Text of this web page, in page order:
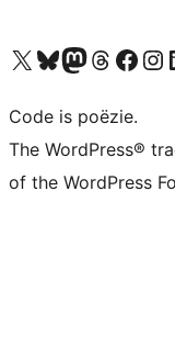
Bezoek ons X (voorheen Twitter) account
Bezoek ons Bluesky account
Bezoek ons Mastodon account
Bezoek ons Threads
Onze Bezoek
Code is poëzie.
The WordPress®
of the WordPress